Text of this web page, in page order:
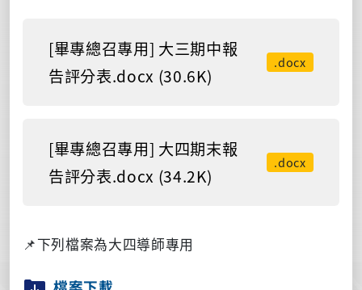
[畢專總召專用] 大三期中報
告評分表.docx (30.6K)
.docx
[畢專總召專用] 大四期末報
告評分表.docx (34.2K)
.docx
📌 下列檔案為大四導師專用